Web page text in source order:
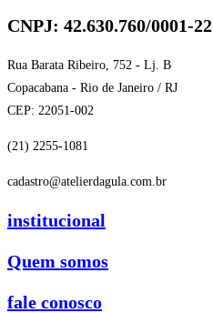
CNPJ: 42.630.760/0001-22
Rua Barata Ribeiro, 752 - Lj. B
Copacabana - Rio de Janeiro / RJ
CEP: 22051-002
(21) 2255-1081
cadastro@atelierdagula.com.br
institucional
Quem somos
fale conosco